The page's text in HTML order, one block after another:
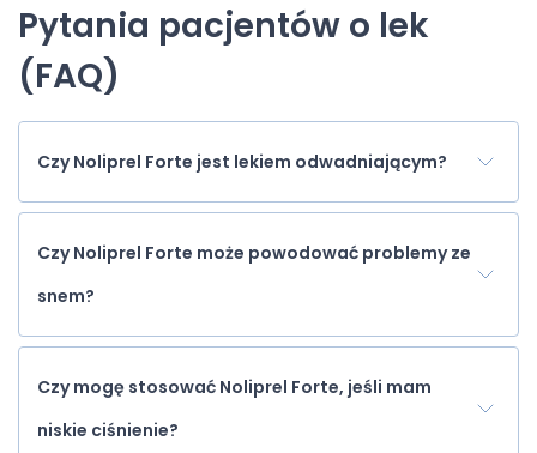
Pytania pacjentów o lek
(FAQ)
Czy Noliprel Forte jest lekiem odwadniającym?
Czy Noliprel Forte może powodować problemy ze
snem?
Czy mogę stosować Noliprel Forte, jeśli mam
niskie ciśnienie?